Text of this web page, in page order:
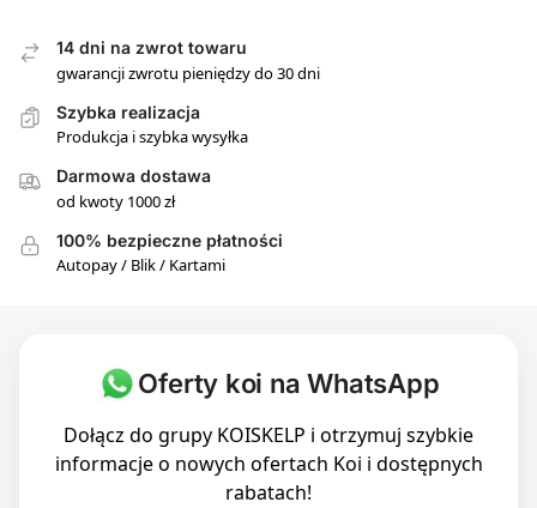
14 dni na zwrot towaru
gwarancji zwrotu pieniędzy do 30 dni
Szybka realizacja
Produkcja i szybka wysyłka
Darmowa dostawa
od kwoty 1000 zł
100% bezpieczne płatności
Autopay / Blik / Kartami
Oferty koi na WhatsApp
Dołącz do grupy KOISKELP i otrzymuj szybkie
informacje o nowych ofertach Koi i dostępnych
rabatach!